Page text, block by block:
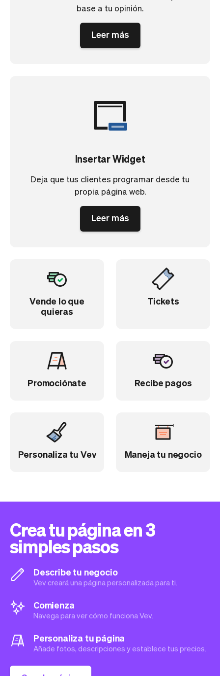
base a tu opinión.
Leer más
Insertar Widget
Deja que tus clientes programar desde tu
propia página web.
Leer más
Vende lo que
quieras
Tickets
Promociónate Recibe pagos
Personaliza tu Vev Maneja tu negocio
Crea tu página en 3
simples pasos
Describe tu negocio
Vev creará una página personalizada para ti.
Comienza
Navega para ver cómo funciona Vev.
Personaliza tu página
Añade fotos, descripciones y establece tus precios.